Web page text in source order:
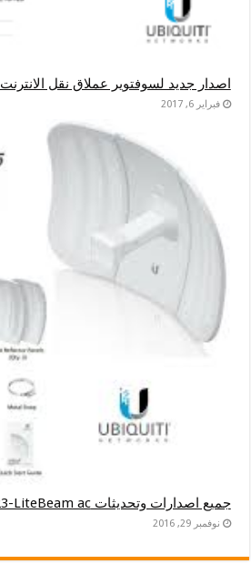
اصدار جديد لسوفتوير عملاق نقل الانترنتLiteBeam_DS-2x
فبراير 6, 2017
جميع اصدارات وتحديثات LBE-5AC-23-LiteBeam ac
نوفمبر 29, 2016